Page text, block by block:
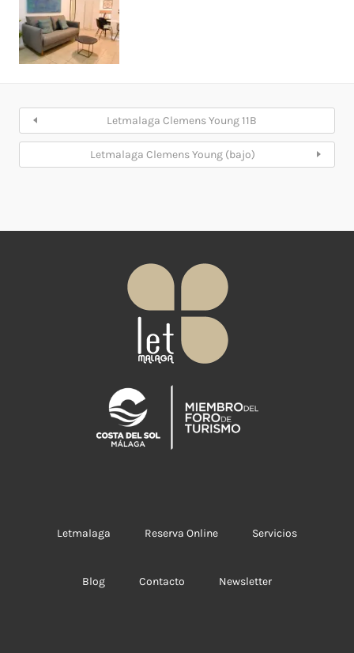
Letmalaga Clemens Young 11B
Letmalaga Clemens Young (bajo)
Letmalaga Reserva Online Servicios
Blog Contacto Newsletter